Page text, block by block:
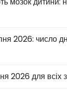
2026: число
2026 для всіх